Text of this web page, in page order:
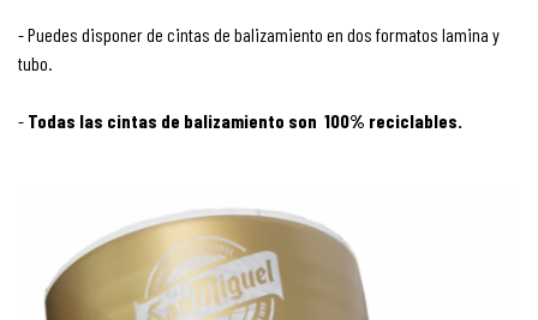
- Puedes disponer de cintas de balizamiento en dos formatos lamina y
tubo.
- Todas las cintas de balizamiento son 100% reciclables.